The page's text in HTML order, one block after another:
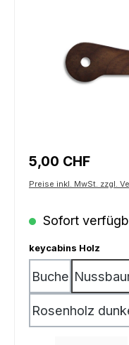
Regulärer Preis:
5,00 CHF
Preise inkl. MwSt. zzgl.
Sofort
keycabins Holz
Buche
Rosenholz